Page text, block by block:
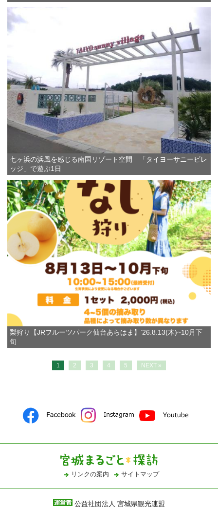
七ヶ浜の浜風を感じる南国リゾート空間 「タイヨーサニービレ
ッジ」で遊ぶ1日
梨狩り【JRフルーツパーク仙台あらはま】’26.8.13(木)~10月下
旬
1 2 3 4 5 NEXT »
リンクの案内 サイトマップ
公益社団法人 宮城県観光連盟